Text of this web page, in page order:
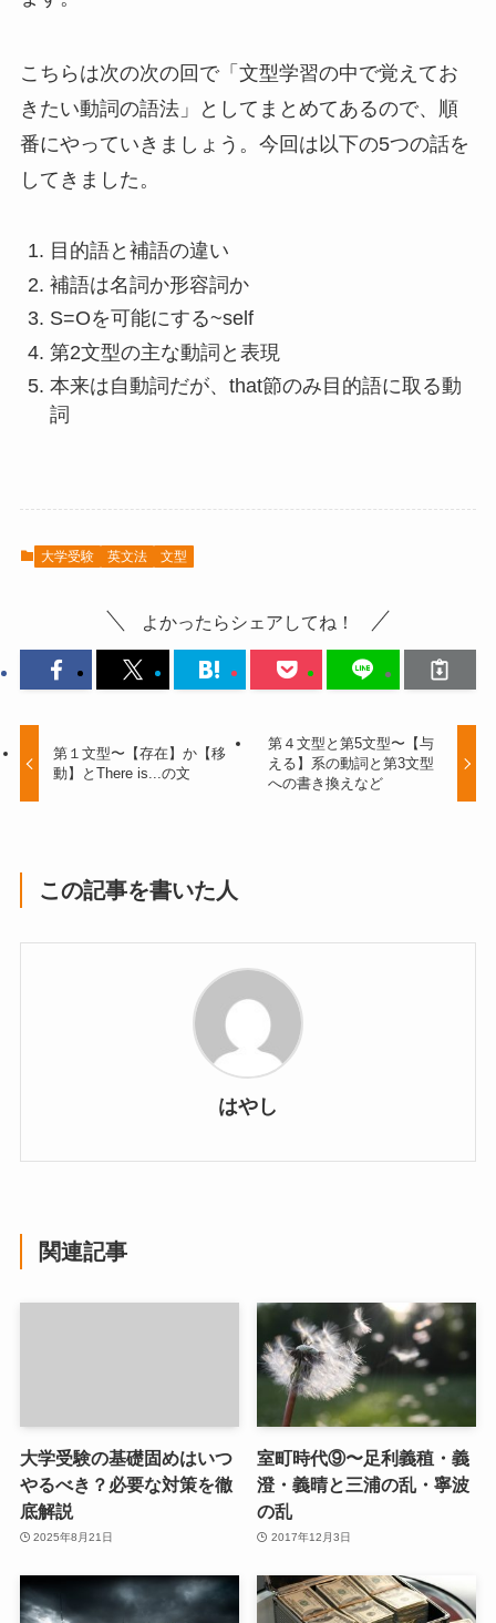
こちらは次の次の回で「文型学習の中で覚えてお
きたい動詞の語法」としてまとめてあるので、順
番にやっていきましょう。今回は以下の5つの話を
してきました。
目的語と補語の違い
補語は名詞か形容詞か
S=Oを可能にする~self
第2文型の主な動詞と表現
本来は自動詞だが、that節のみ目的語に取る動
詞
大学受験 英文法 文型
よかったらシェアしてね！
第１文型〜【存在】か【移
動】とThere is...の文
第４文型と第5文型〜【与
える】系の動詞と第3文型
への書き換えなど
この記事を書いた人
はやし
関連記事
大学受験の基礎固めはいつ
やるべき？必要な対策を徹
底解説
2025年8月21日
室町時代⑨〜足利義稙・義
澄・義晴と三浦の乱・寧波
の乱
2017年12月3日